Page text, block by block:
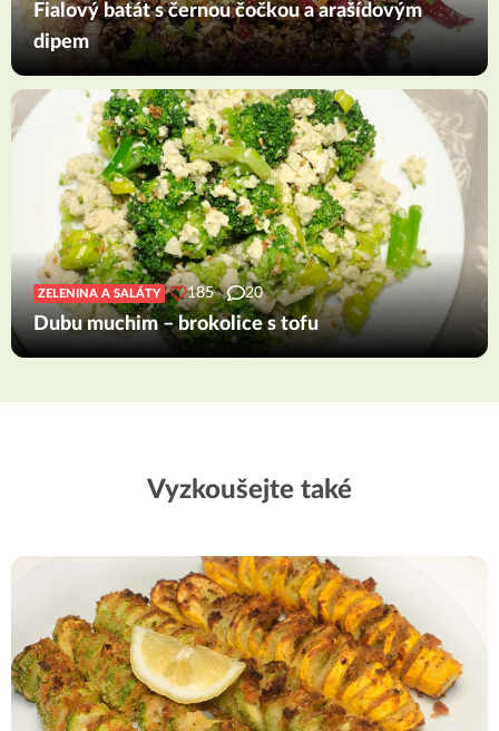
Fialový batát s černou čočkou a arašídovým
dipem
ZELENINA A SALÁTY 185 20
Dubu muchim – brokolice s tofu
Vyzkoušejte také